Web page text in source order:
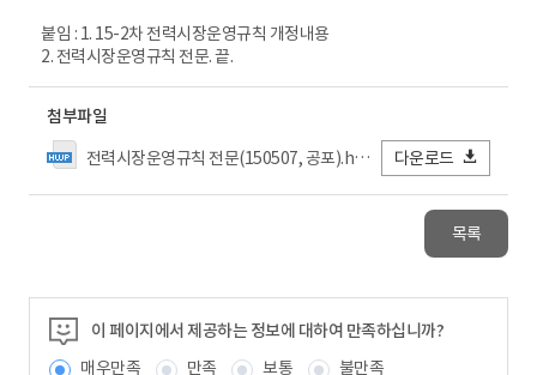
붙임 : 1. 15-2차 전력시장운영규칙 개정내용
2. 전력시장운영규칙 전문. 끝.
첨부파일
전력시장운영규칙 전문(150507, 공포).hwp
다운로드
목록
이 페이지에서 제공하는 정보에 대하여 만족하십니까?
매우만족
만족 보통
불만족